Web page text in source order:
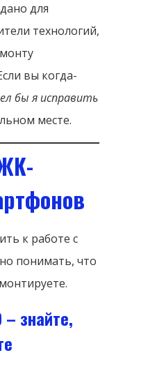
для
технологий,
вы когда-
бы я исправить
месте.
к работе с
понимать, что
– знайте,